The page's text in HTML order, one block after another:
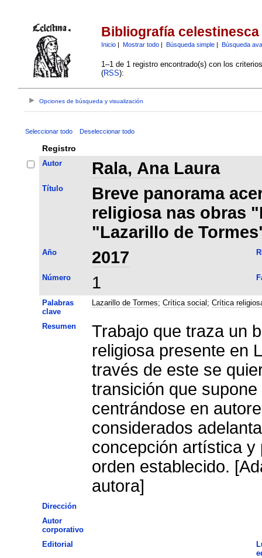
Bibliografía celestinesca
Inicio| Mostrar todo| Búsqueda simple| Búsqueda
1–1 de 1 registro encontrado(s) con los
(RSS):
Opciones de búsqueda y visualización
Seleccionar todo Deseleccionar todo
Registro
Autor Rala, Ana Laura
Título
Breve panorama
religiosa nas obras
"Lazarillo de
Año 2017
Número 1
Palabras
clave
Lazarillo de Tormes; Crítica social ; Crítica
Resumen
Trabajo que traza un
religiosa presente en
través de este se
transición que
centrándose en
considerados
concepción artística y
orden establecido.
autora]
Dirección
Autor
corporativo
Editorial